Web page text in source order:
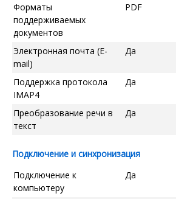
Форматы
поддерживаемых
документов
PDF
Электронная почта (E-
mail)
Да
Поддержка протокола
IMAP4
Да
Преобразование речи в
текст
Да
Подключение и синхронизация
Подключение к
компьютеру
Да